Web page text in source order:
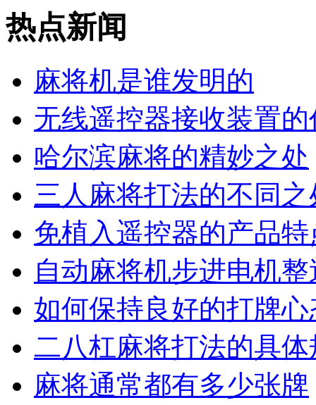
热点新闻
麻将机是谁发明的
无线遥控器接收装置的
哈尔滨麻将的精妙之处
三人麻将打法的不同之
免植入遥控器的产品
自动麻将机步进电机
如何保持良好的打牌心
二八杠麻将打法的具体
麻将通常都有多少张牌